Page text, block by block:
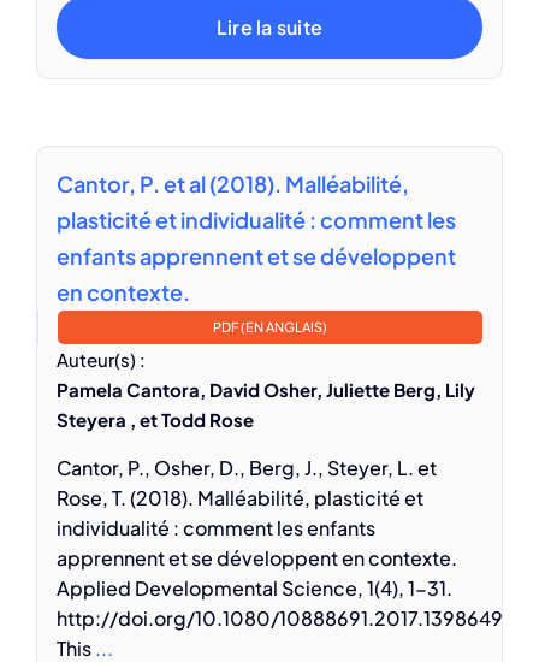
Lire la suite
Cantor, P. et al (2018). Malléabilité,
plasticité et individualité : comment les
enfants apprennent et se développent
en contexte.
PDF (EN ANGLAIS)
Auteur(s) :
Pamela Cantora, David Osher, Juliette Berg, Lily
Steyera , et Todd Rose
Cantor, P., Osher, D., Berg, J., Steyer, L. et
Rose, T. (2018). Malléabilité, plasticité et
individualité : comment les enfants
apprennent et se développent en contexte.
Applied Developmental Science, 1(4), 1-31.
http://doi.org/10.1080/10888691.2017.1398649
This...